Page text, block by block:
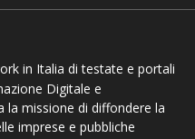
in Italia di testate e portali
Digitale e
la missione di diffondere la
imprese e pubbliche